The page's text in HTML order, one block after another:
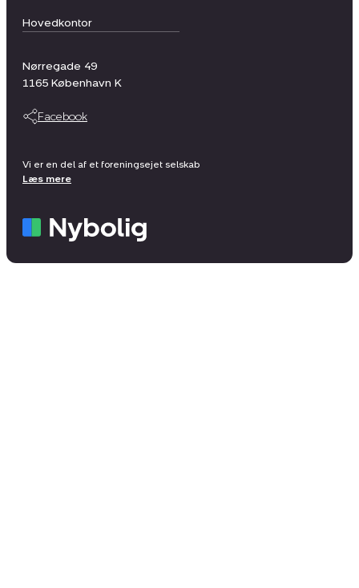
Hovedkontor
Nørregade 49
1165 København K
Facebook
Vi er en del af et foreningsejet selskab
Læs mere